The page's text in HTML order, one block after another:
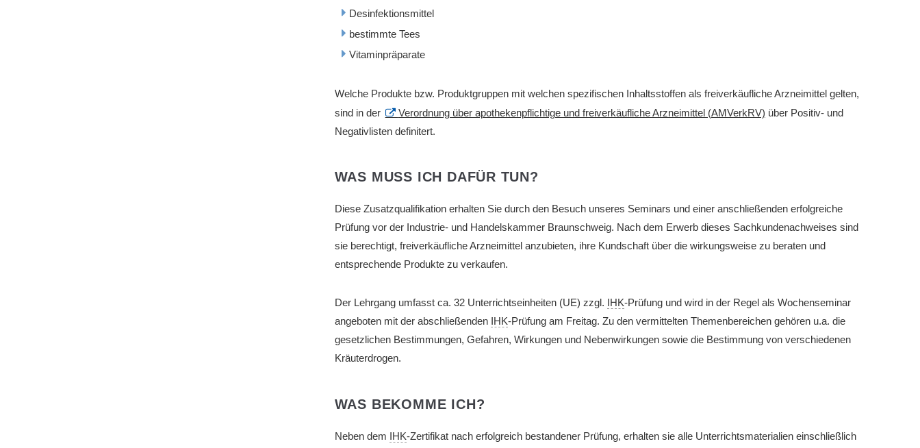
Desinfektionsmittel
bestimmte Tees
Vitaminpräparate
Welche Produkte bzw. Produktgruppen mit welchen spezifischen Inhaltsstoffen als freiverkäufliche Arzneimittel gelten,
sind in der
Verordnung über apothekenpflichtige und freiverkäufliche Arzneimittel (AMVerkRV) über Positiv- und
Negativlisten definitert.
WAS MUSS ICH DAFÜR TUN?
Diese Zusatzqualifikation erhalten Sie durch den Besuch unseres Seminars und einer anschließenden erfolgreiche
Prüfung vor der Industrie- und Handelskammer Braunschweig. Nach dem Erwerb dieses Sachkundenachweises sind
sie berechtigt, freiverkäufliche Arzneimittel anzubieten, ihre Kundschaft über die wirkungsweise zu beraten und
entsprechende Produkte zu verkaufen.
Der Lehrgang umfasst ca. 32 Unterrichtseinheiten (UE) zzgl. IHK-Prüfung und wird in der Regel als Wochenseminar
angeboten mit der abschließenden
IHK-Prüfung am Freitag. Zu den vermittelten Themenbereichen gehören u.a. die
gesetzlichen Bestimmungen, Gefahren, Wirkungen und Nebenwirkungen sowie die Bestimmung von verschiedenen
Kräuterdrogen.
WAS BEKOMME ICH?
Neben dem IHK-Zertifikat nach erfolgreich bestandener Prüfung, erhalten sie alle Unterrichtsmaterialien einschließlich